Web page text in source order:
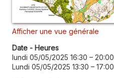
Afficher une vue générale
Date - Heures
lundi 05/05/2025 16:30 – 20:00
Lundi 05/05/2025 13:30 – 17:00